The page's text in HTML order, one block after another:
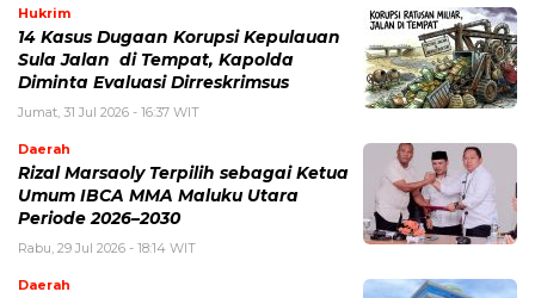
Hukrim
14 Kasus Dugaan Korupsi Kepulauan
Sula Jalan di Tempat, Kapolda
Diminta Evaluasi Dirreskrimsus
Jumat, 31 Jul 2026 - 16:37 WIT
Daerah
Rizal Marsaoly Terpilih sebagai Ketua
Umum IBCA MMA Maluku Utara
Periode 2026–2030
Rabu, 29 Jul 2026 - 18:14 WIT
Daerah